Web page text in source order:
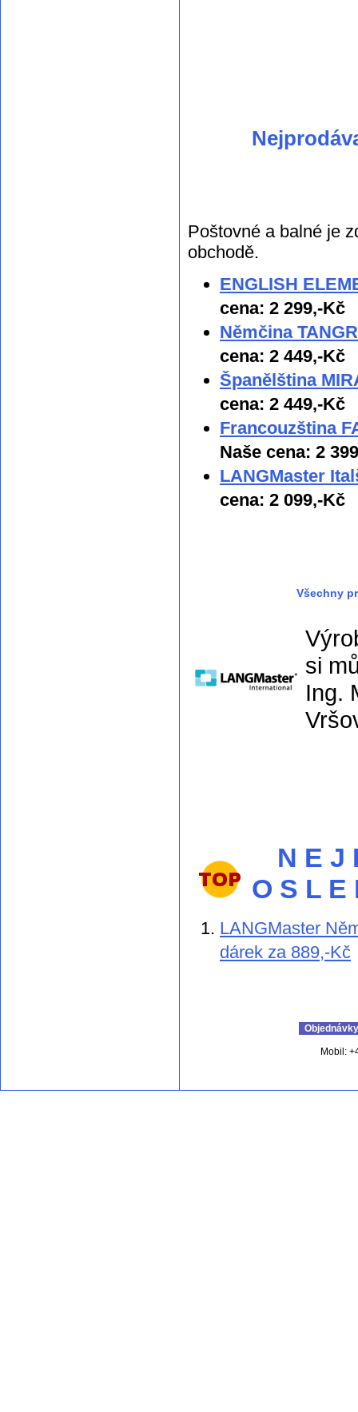
Poštovné a balné je
obchodě.
ENGLISH
cena: 2 299,-Kč
Němčina
cena: 2 449,-Kč
Španělština
cena: 2 449,-Kč
Francouzština
Naše cena: 2
LANGMaster
cena: 2 099,-Kč
Všechny
si
Ing.
N E
O S L
LANGMaster
dárek za 889,-Kč
Mobil: